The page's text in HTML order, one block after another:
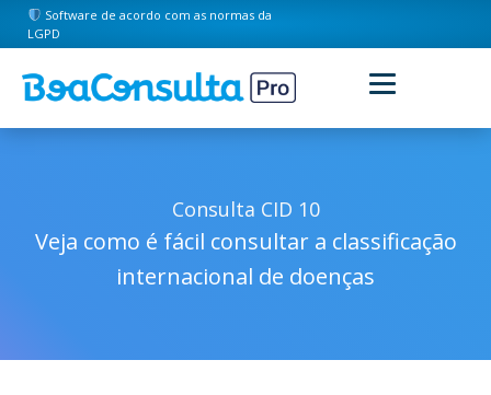
Software de acordo com as normas da
LGPD
Consulta CID 10
Veja como é fácil consultar a classificação
internacional de doenças